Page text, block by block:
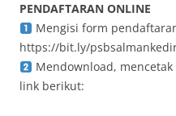
PENDAFTARAN ONLINE
Mengisi form
https://bit.ly/
Mendownload,
link berikut: